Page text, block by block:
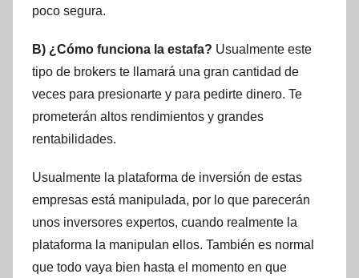
poco segura.
B) ¿Cómo funciona la estafa? Usualmente este
tipo de brokers te llamará una gran cantidad de
veces para presionarte y para pedirte dinero. Te
prometerán altos rendimientos y grandes
rentabilidades.
Usualmente la plataforma de inversión de estas
empresas está manipulada, por lo que parecerán
unos inversores expertos, cuando realmente la
plataforma la manipulan ellos. También es normal
que todo vaya bien hasta el momento en que